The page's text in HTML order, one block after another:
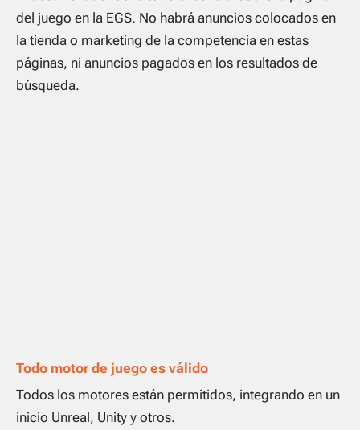
del juego en la EGS. No habrá anuncios colocados en
la tienda o marketing de la competencia en estas
páginas, ni anuncios pagados en los resultados de
búsqueda.
Todo motor de juego es válido
Todos los motores están permitidos, integrando en un
inicio Unreal, Unity y otros.